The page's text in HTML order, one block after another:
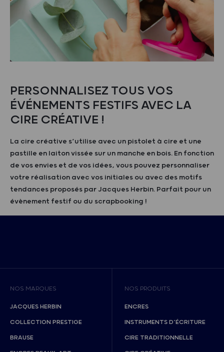
PERSONNALISEZ TOUS VOS
ÉVÉNEMENTS FESTIFS AVEC LA
CIRE CRÉATIVE !
La cire créative s’utilise avec un pistolet à cire et une
pastille en laiton vissée sur un manche en bois. En fonction
de vos envies et de vos idées, vous pouvez personnaliser
votre réalisation avec vos initiales ou avec des motifs
tendances proposés par Jacques Herbin. Parfait pour un
évènement festif ou du scrapbooking !
NOS MARQUES
JACQUES HERBIN
COLLECTION PRESTIGE
BRAUSE
NOS PRODUITS
ENCRES
INSTRUMENTS D’ÉCRITURE
CIRE TRADITIONNELLE